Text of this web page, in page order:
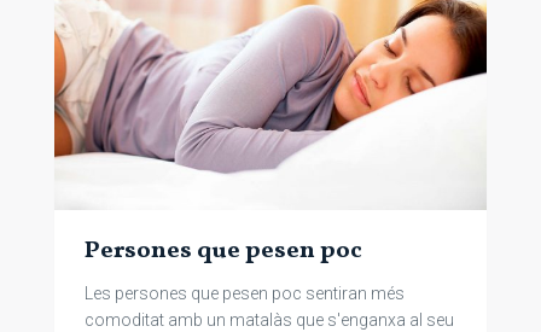
Persones que pesen poc
Les persones que pesen poc sentiran més
comoditat amb un matalàs que s'enganxa al seu